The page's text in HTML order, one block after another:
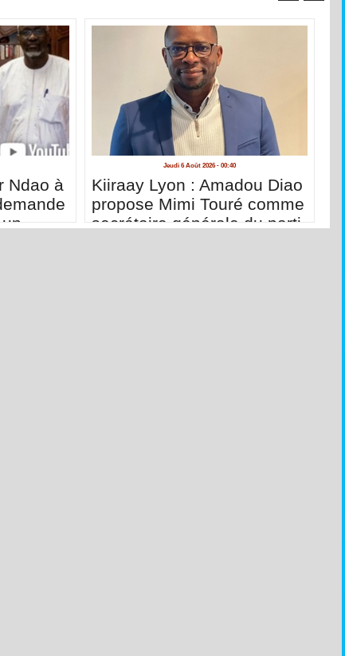
Ndao à
Jeudi 6 Août 2026 - 00:40
Kiiraay Lyon : Amadou Diao
propose Mimi Touré comme
secrétaire générale du parti